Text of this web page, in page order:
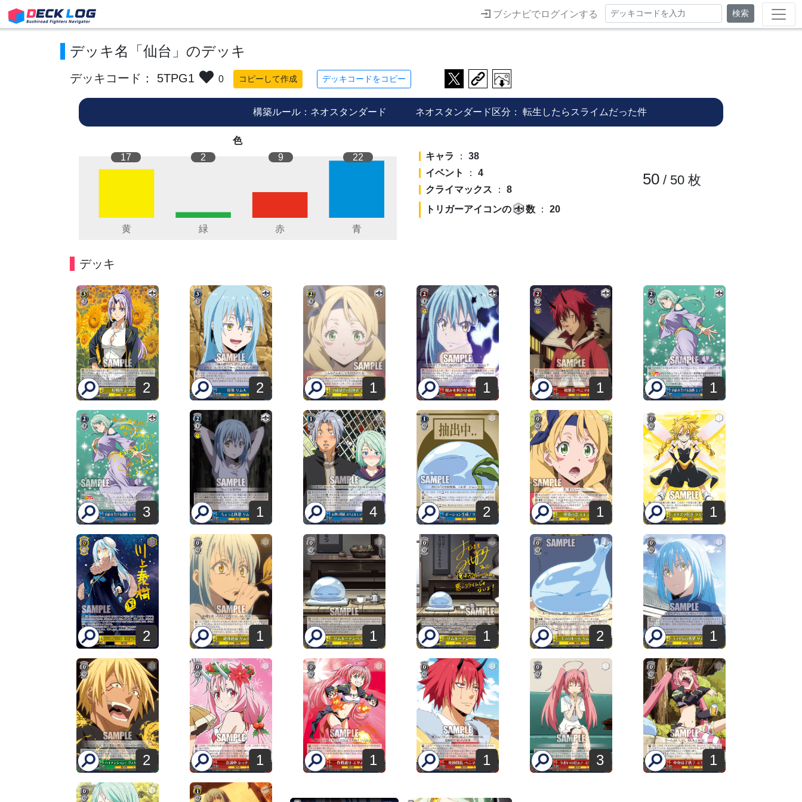
ブシナビでログインする 検索
デッキ名「仙台」のデッキ
デッキコード： 5TPG1 0 コピーして作成 デッキコードをコピー
構築ルール：ネオスタンダード ネオスタンダード区分： 転生したらスライムだった件
色
17
2 9 22 キャラ ： 38
イベント
： 4
クライマックス ： 8
トリガーアイコンの
数： 20
50/ 50枚
デッキ
2 2 1 1 1 1
3 1 4 2 1 1
2 1 1 1 2 1
2 1 1 1 3 1